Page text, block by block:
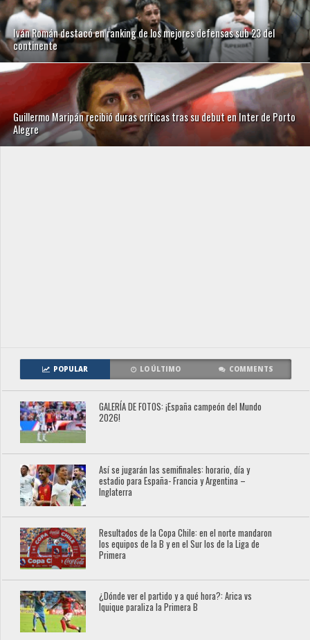
Iván Román destacó en ranking de los mejores defensas sub 23 del
continente
Guillermo Maripán recibió duras críticas tras su debut en Inter de Porto
Alegre
POPULAR LO ÚLTIMO COMMENTS
GALERÍA DE FOTOS: ¡España campeón del Mundo
2026!
Así se jugarán las semifinales: horario, día y
estadio para España- Francia y Argentina –
Inglaterra
Resultados de la Copa Chile: en el norte mandaron
los equipos de la B y en el Sur los de la Liga de
Primera
¿Dónde ver el partido y a qué hora?: Arica vs
Iquique paraliza la Primera B